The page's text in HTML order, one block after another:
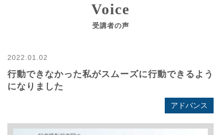
Voice
受講者の声
2022.01.02
行動できなかった私がスムーズに行動できるよう
になりました
アドバンス